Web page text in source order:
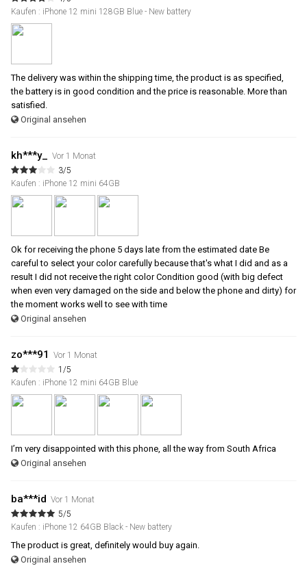
Kaufen : iPhone 12 mini 128GB Blue - New battery
The delivery was within the shipping time, the product is as specified,
the battery is in good condition and the price is reasonable. More than
satisfied.
Original ansehen
kh***y_ Vor 1 Monat
3/5
Kaufen : iPhone 12 mini 64GB
Ok for receiving the phone 5 days late from the estimated date Be
careful to select your color carefully because that's what I did and as a
result I did not receive the right color Condition good (with big defect
when even very damaged on the side and below the phone and dirty) for
the moment works well to see with time
Original ansehen
zo***91
Vor 1 Monat
1/5
Kaufen : iPhone 12 mini 64GB Blue
I’m very disappointed with this phone, all the way from South Africa
Original ansehen
ba***id Vor 1 Monat
5/5
Kaufen : iPhone 12 64GB Black - New battery
The product is great, definitely would buy again.
Original ansehen